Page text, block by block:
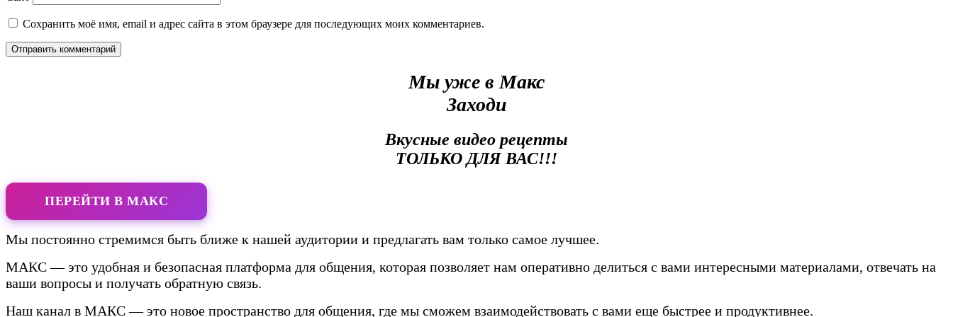
Сохранить моё имя, email и адрес сайта в этом браузере для последующих моих комментариев.
Мы уже в Макс
Заходи
Вкусные видео рецепты
ТОЛЬКО ДЛЯ ВАС!!!
ПЕРЕЙТИ В МАКС
Мы постоянно стремимся быть ближе к нашей аудитории и предлагать вам только самое лучшее.
МАКС — это удобная и безопасная платформа для общения, которая позволяет нам оперативно делиться с вами интересными материалами, отвечать на
ваши вопросы и получать обратную связь.
Наш канал в МАКС — это новое пространство для общения, где мы сможем взаимодействовать с вами еще быстрее и продуктивнее.